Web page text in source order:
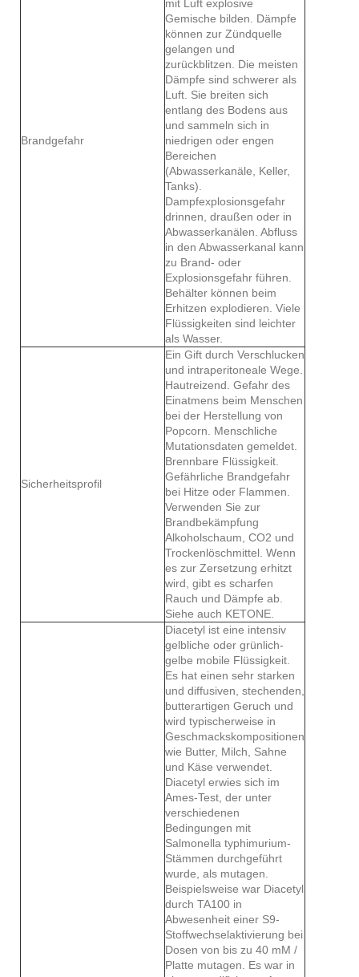
Brandgefahr
mit Luft explosive
Gemische bilden. Dämpfe
können zur Zündquelle
gelangen und
zurückblitzen. Die meisten
Dämpfe sind schwerer als
Luft. Sie breiten sich
entlang des Bodens aus
und sammeln sich in
niedrigen oder engen
Bereichen
(Abwasserkanäle, Keller,
Tanks).
Dampfexplosionsgefahr
drinnen, draußen oder in
Abwasserkanälen. Abfluss
in den Abwasserkanal kann
zu Brand- oder
Explosionsgefahr führen.
Behälter können beim
Erhitzen explodieren. Viele
Flüssigkeiten sind leichter
als Wasser.
Sicherheitsprofil
Ein Gift durch Verschlucken
und intraperitoneale Wege.
Hautreizend. Gefahr des
Einatmens beim Menschen
bei der Herstellung von
Popcorn. Menschliche
Mutationsdaten gemeldet.
Brennbare Flüssigkeit.
Gefährliche Brandgefahr
bei Hitze oder Flammen.
Verwenden Sie zur
Brandbekämpfung
Alkoholschaum, CO2 und
Trockenlöschmittel. Wenn
es zur Zersetzung erhitzt
wird, gibt es scharfen
Rauch und Dämpfe ab.
Siehe auch KETONE.
Diacetyl ist eine intensiv
gelbliche oder grünlich-
gelbe mobile Flüssigkeit.
Es hat einen sehr starken
und diffusiven, stechenden,
butterartigen Geruch und
wird typischerweise in
Geschmackskompositionen
wie Butter, Milch, Sahne
und Käse verwendet.
Diacetyl erwies sich im
Ames-Test, der unter
verschiedenen
Bedingungen mit
Salmonella typhimurium-
Stämmen durchgeführt
wurde, als mutagen.
Beispielsweise war Diacetyl
durch TA100 in
Abwesenheit einer S9-
Stoffwechselaktivierung bei
Dosen von bis zu 40 mM /
Platte mutagen. Es war in